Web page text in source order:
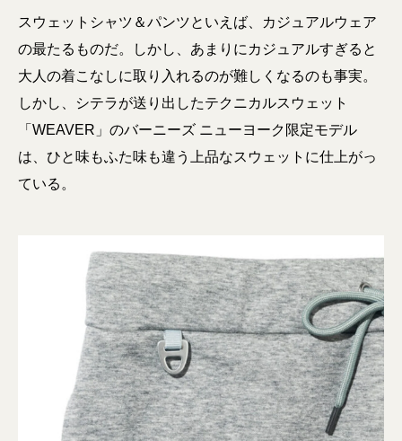
スウェットシャツ＆パンツといえば、カジュアルウェア
の最たるものだ。しかし、あまりにカジュアルすぎると
大人の着こなしに取り入れるのが難しくなるのも事実。
しかし、シテラが送り出したテクニカルスウェット
「WEAVER」のバーニーズ ニューヨーク限定モデル
は、ひと味もふた味も違う上品なスウェットに仕上がっ
ている。